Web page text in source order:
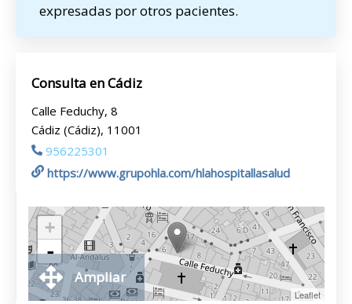
expresadas por otros pacientes.
Consulta en Cádiz
Calle Feduchy, 8
Cádiz (Cádiz), 11001
956225301
https://www.grupohla.com/hlahospitallasalud
+
-
Leaflet
Ampliar